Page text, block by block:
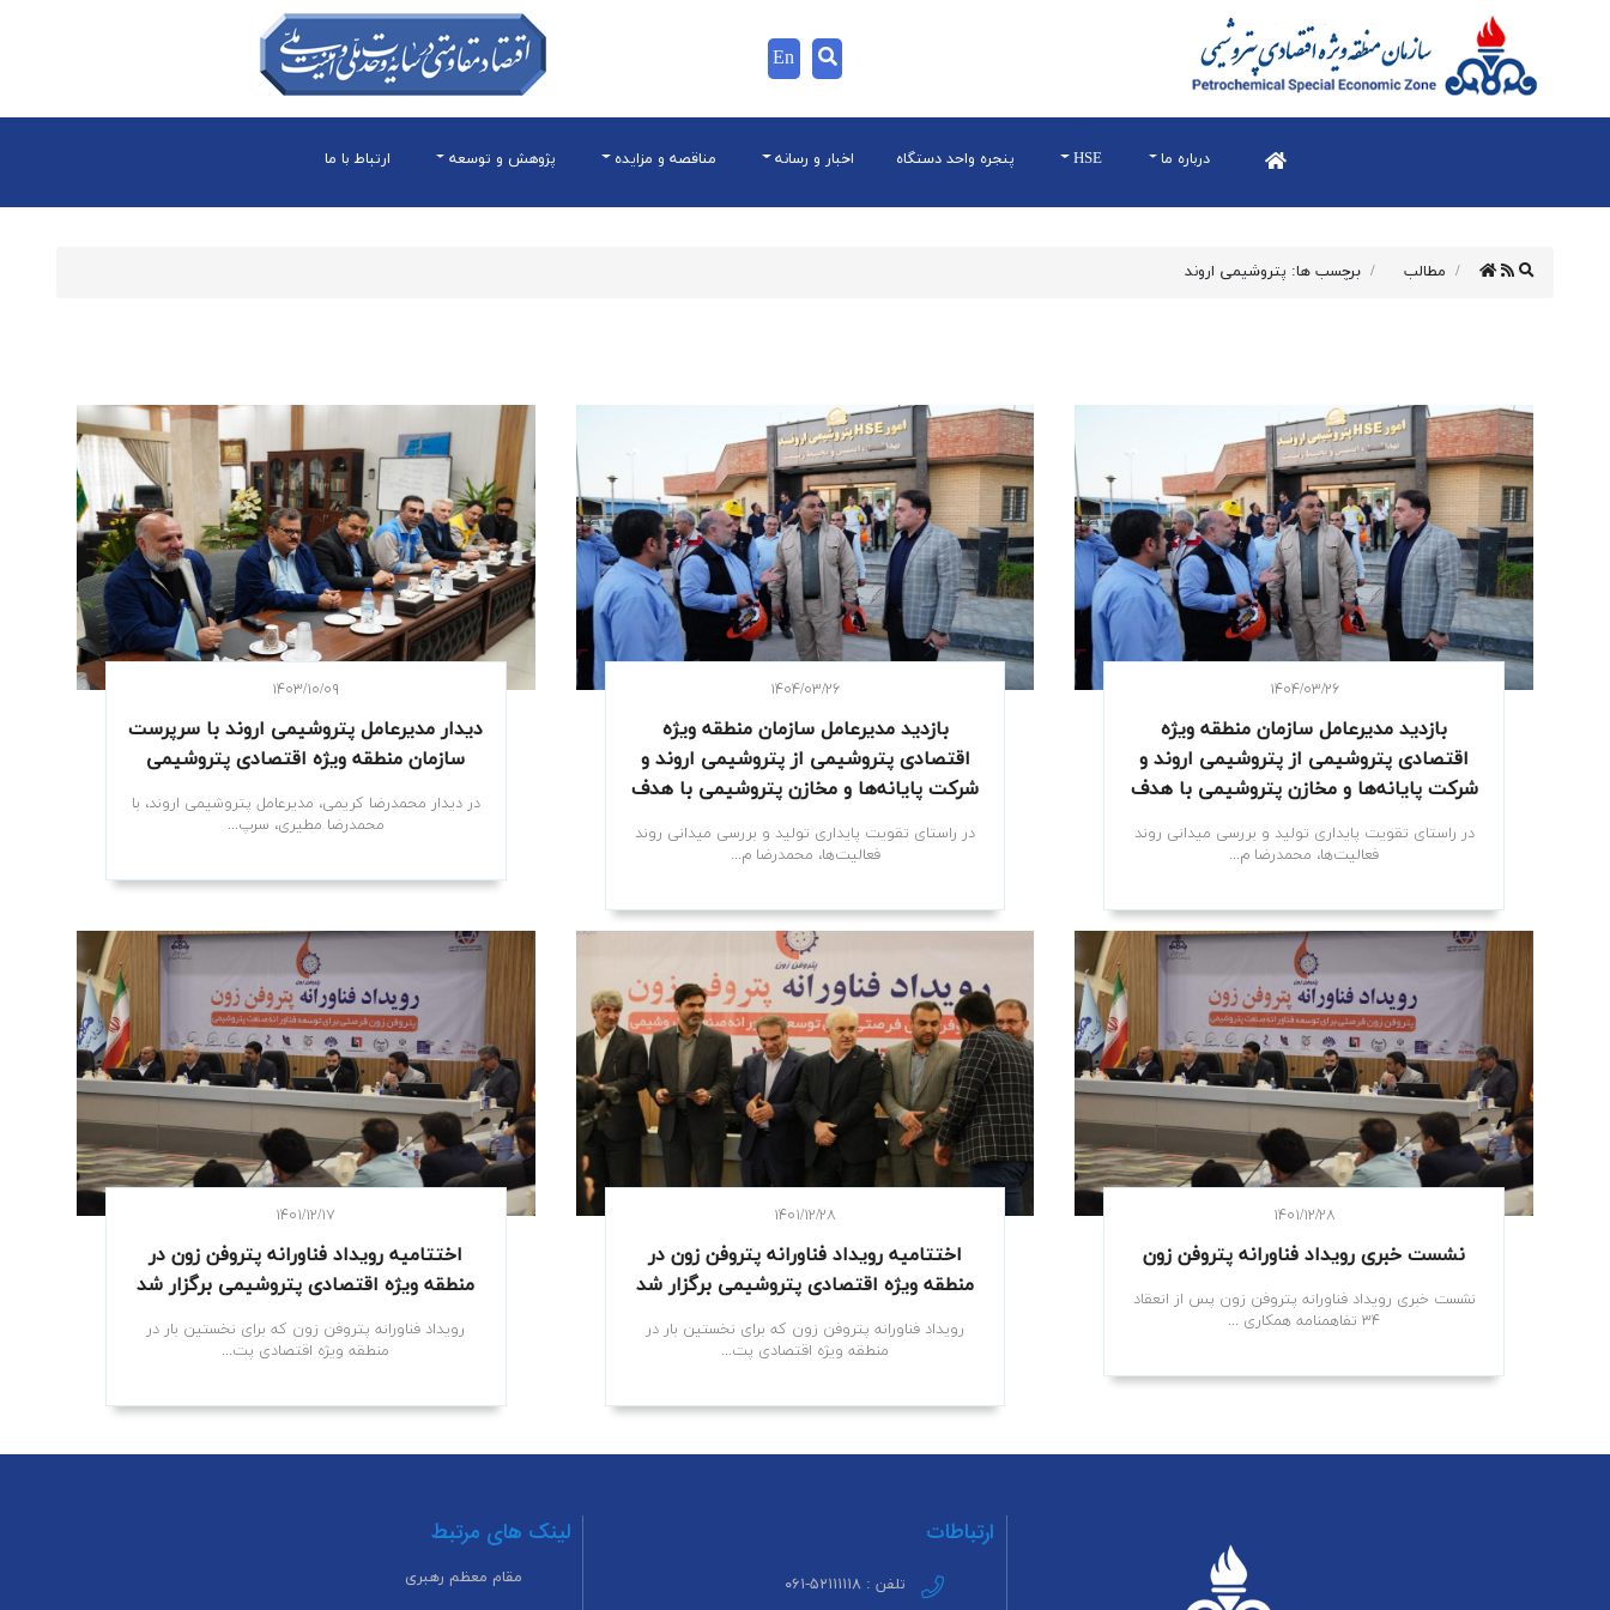
En
درباره ما HSE پنجره واحد دستگاه اخبار و رسانه مناقصه و مزایده پژوهش و توسعه ارتباط با ما
مطالب برچسب ها: پتروشیمی اروند
۱۴۰۴/۰۳/۲۶
بازدید مدیرعامل سازمان منطقه ویژه
اقتصادی پتروشیمی از پتروشیمی اروند و
شرکت پایانه‌ها و مخازن پتروشیمی با هدف
در راستای تقویت پایداری تولید و بررسی میدانی روند
فعالیت‌ها، محمدرضا م...
۱۴۰۴/۰۳/۲۶
بازدید مدیرعامل سازمان منطقه ویژه
اقتصادی پتروشیمی از پتروشیمی اروند و
شرکت پایانه‌ها و مخازن پتروشیمی با هدف
در راستای تقویت پایداری تولید و بررسی میدانی روند
فعالیت‌ها، محمدرضا م...
۱۴۰۳/۱۰/۰۹
دیدار مدیرعامل پتروشیمی اروند با سرپرست
سازمان منطقه ویژه اقتصادی پتروشیمی
در دیدار محمدرضا کریمی، مدیرعامل پتروشیمی اروند، با
محمدرضا مطیری، سرپ...
۱۴۰۱/۱۲/۲۸
نشست خبری رویداد فناورانه پتروفن زون
نشست خبری رویداد فناورانه پتروفن زون پس از انعقاد
۳۴ تفاهمنامه همکاری ...
۱۴۰۱/۱۲/۲۸
اختتامیه رویداد فناورانه پتروفن زون در
منطقه ویژه اقتصادی پتروشیمی برگزار شد
رویداد فناورانه پتروفن زون که برای نخستین بار در
منطقه ویژه اقتصادی پت...
۱۴۰۱/۱۲/۱۷
اختتامیه رویداد فناورانه پتروفن زون در
منطقه ویژه اقتصادی پتروشیمی برگزار شد
رویداد فناورانه پتروفن زون که برای نخستین بار در
منطقه ویژه اقتصادی پت...
ارتباطات
تلفن : ۵۲۱۱۱۱۱۸-۰۶۱
لینک های مرتبط
مقام معظم رهبری